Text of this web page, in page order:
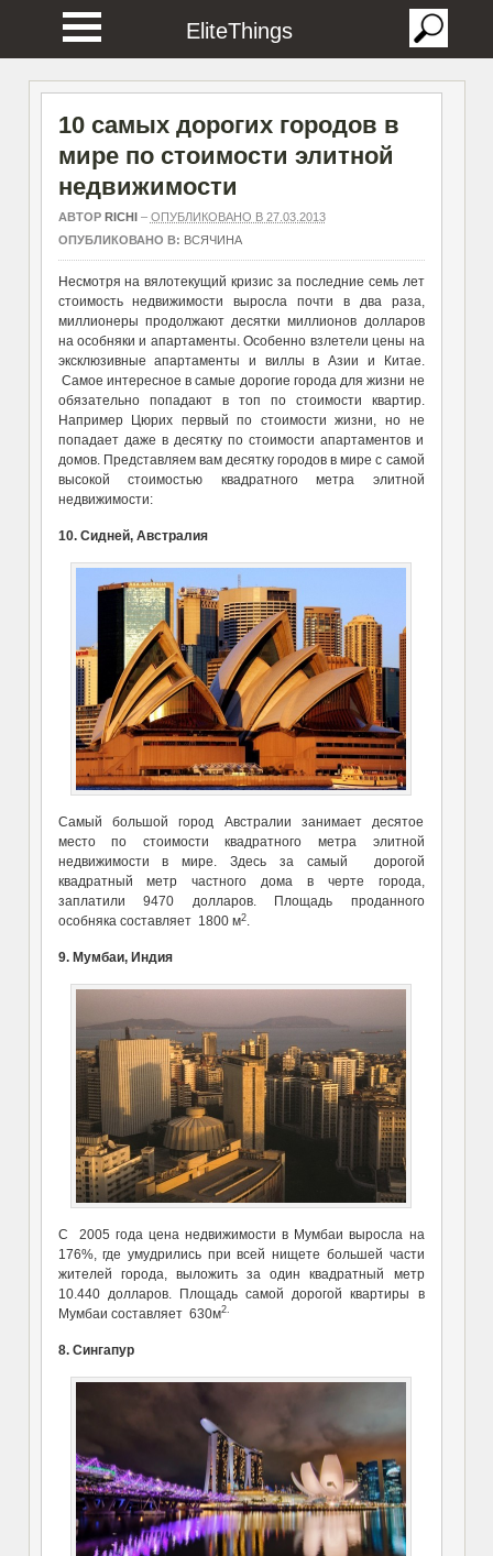
EliteThings
10 самых дорогих городов в
мире по стоимости элитной
недвижимости
АВТОР RICHI– ОПУБЛИКОВАНО В 27.03.2013
ОПУБЛИКОВАНО В: ВСЯЧИНА
Несмотря на вялотекущий кризис за последние семь лет
стоимость недвижимости выросла почти в два раза,
миллионеры продолжают десятки миллионов долларов
на особняки и апартаменты. Особенно взлетели цены на
эксклюзивные апартаменты и виллы в Азии и Китае.
Самое интересное в самые дорогие города для жизни не
обязательно попадают в топ по стоимости квартир.
Например Цюрих первый по стоимости жизни, но не
попадает даже в десятку по стоимости апартаментов и
домов. Представляем вам десятку городов в мире с самой
высокой стоимостью квадратного метра элитной
недвижимости:
10. Сидней, Австралия
Самый большой город Австралии занимает десятое
место по стоимости квадратного метра элитной
недвижимости в мире. Здесь за самый дорогой
квадратный метр частного дома в черте города,
заплатили 9470 долларов. Площадь проданного
особняка составляет 1800 м2.
9. Мумбаи, Индия
С 2005 года цена недвижимости в Мумбаи выросла на
176%, где умудрились при всей нищете большей части
жителей города, выложить за один квадратный метр
10.440 долларов. Площадь самой дорогой квартиры в
Мумбаи составляет 630м2.
8. Сингапур